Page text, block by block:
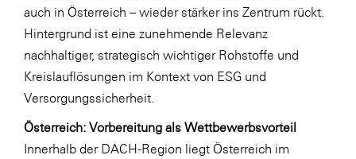
auch in Österreich – wieder stärker ins Zentrum rückt.
Hintergrund ist eine zunehmende Relevanz
nachhaltiger, strategisch wichtiger Rohstoffe und
Kreislauflösungen im Kontext von ESG und
Versorgungssicherheit.
Österreich: Vorbereitung als Wettbewerbsvorteil
Innerhalb der DACH-Region liegt Österreich im